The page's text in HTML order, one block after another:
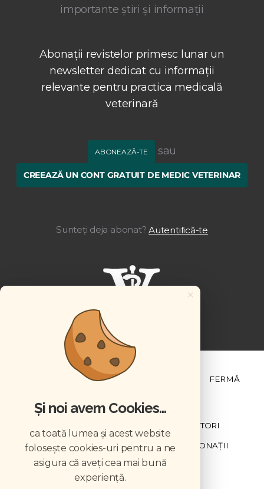
importante știri și informații
Abonații revistelor primesc lunar un
newsletter dedicat cu informații
relevante pentru practica medicală
veterinară
ABONEAZĂ-TE sau
CREEAZĂ UN CONT GRATUIT DE MEDIC VETERINAR
Sunteți deja abonat? Autentifică-te
ȘTIINȚĂ ȘI PRACTICĂ FERMĂ
CONTRIBUTORI
DESCĂRCĂRI ACREDITARE CMVRO DONAȚII
CHESTIONAR
×
Și noi avem Cookies...
ca toată lumea și acest website
folosește cookies-uri pentru a ne
asigura că aveți cea mai bună
experiență.